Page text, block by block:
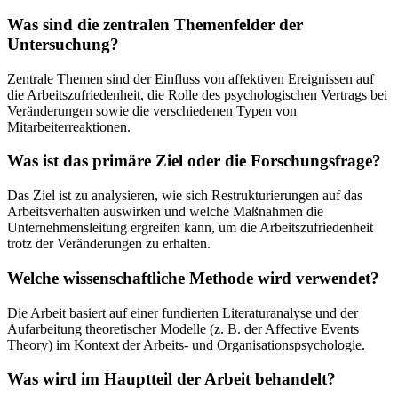
Was sind die zentralen Themenfelder der
Untersuchung?
Zentrale Themen sind der Einfluss von affektiven Ereignissen auf
die Arbeitszufriedenheit, die Rolle des psychologischen Vertrags bei
Veränderungen sowie die verschiedenen Typen von
Mitarbeiterreaktionen.
Was ist das primäre Ziel oder die Forschungsfrage?
Das Ziel ist zu analysieren, wie sich Restrukturierungen auf das
Arbeitsverhalten auswirken und welche Maßnahmen die
Unternehmensleitung ergreifen kann, um die Arbeitszufriedenheit
trotz der Veränderungen zu erhalten.
Welche wissenschaftliche Methode wird verwendet?
Die Arbeit basiert auf einer fundierten Literaturanalyse und der
Aufarbeitung theoretischer Modelle (z. B. der Affective Events
Theory) im Kontext der Arbeits- und Organisationspsychologie.
Was wird im Hauptteil der Arbeit behandelt?